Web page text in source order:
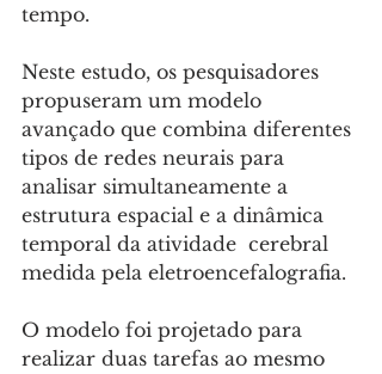
tempo.
Neste estudo, os pesquisadores
propuseram um modelo
avançado que combina diferentes
tipos de redes neurais para
analisar simultaneamente a
estrutura espacial e a dinâmica
temporal da atividade  cerebral
medida pela eletroencefalografia.
O modelo foi projetado para
realizar duas tarefas ao mesmo